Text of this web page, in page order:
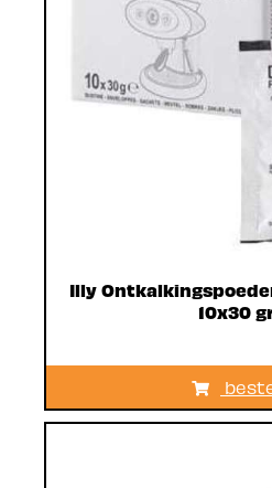
Illy
10x30